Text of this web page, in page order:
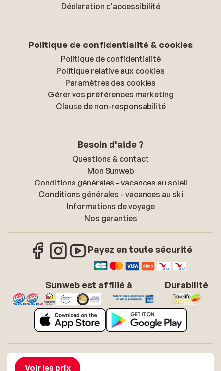
Voir les prix
Déclaration d'accessibilité
Politique de confidentialité & cookies
Politique de confidentialité
Politique relative aux cookies
Paramètres des cookies
Gérer vos préférences marketing
Clause de non-responsabilité
Besoin d'aide ?
Questions & contact
Mon Sunweb
Conditions générales - vacances au soleil
Conditions générales - vacances au ski
Informations de voyage
Nos garanties
Payez en toute sécurité
Sunweb est affilié à Durabilité
À propos de Sunweb
Conditions générales vacances soleil